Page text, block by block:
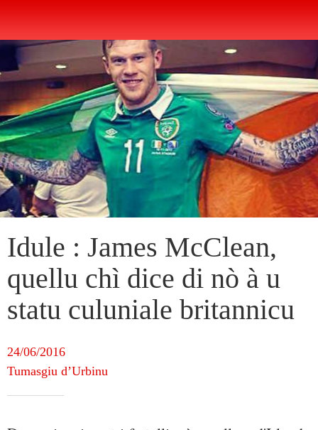
Idule : James McClean,
quellu chì dice di nò à u
statu culuniale britannicu
24/06/2016
Tumasgiu d’Urbinu